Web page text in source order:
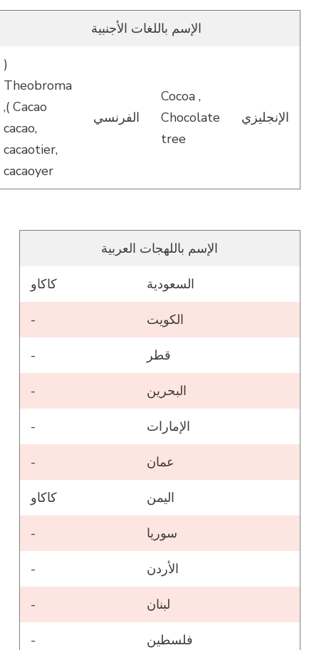
الإسم باللغات الأجنبية
الإنجليزي
Cocoa ,
Chocolate
tree
الفرنسي
Theobroma
Cacao ),
cacao,
cacaotier,
cacaoyer
الإسم باللهجات العربية
السعودية كاكاو
الكويت
قطر
البحرين
الإمارات
عمان
اليمن كاكاو
سوريا
الأردن
لبنان
فلسطين